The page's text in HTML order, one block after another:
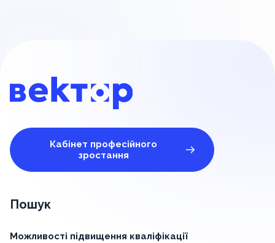
Кабінет професійного
зростання
Пошук
Можливості підвищення кваліфікації